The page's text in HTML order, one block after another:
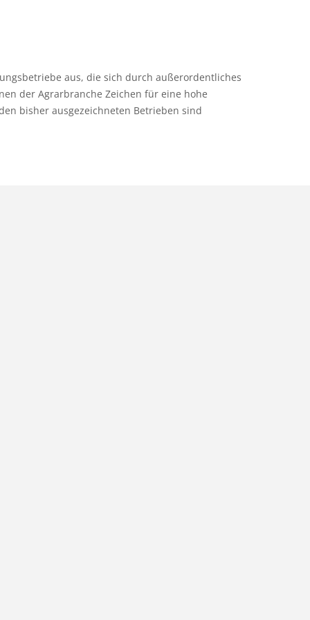
aus, die sich durch außerordentliches
der Agrarbranche Zeichen für eine hohe
bisher ausgezeichneten Betrieben sind